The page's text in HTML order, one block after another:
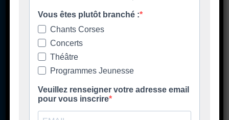
Piazza di l'Albore
20620 Biguglia
Pè chjama ci - Contact
04 95 58 98 58
casacumuna@biguglia.corsica